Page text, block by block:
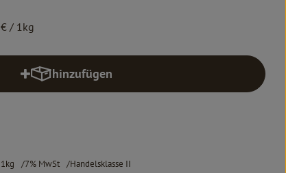
/ 1kg
hinzufügen
Produkt zum Warenkorb hinzufügen
7% MwSt Handelsklasse II